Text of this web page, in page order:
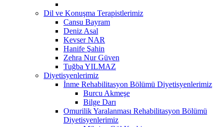
Dil ve Konuşma Terapistlerimiz
Cansu Bayram
Deniz Asal
Kevser NAR
Hanife Şahin
Zehra Nur Güven
Tuğba YILMAZ
Diyetisyenlerimiz
İnme Rehabilitasyon Bölümü Diyetisyenlerimiz
Burcu Akmeşe
Bilge Darı
Omurilik Yaralanması Rehabilitasyon Bölümü
Diyetisyenlerimiz